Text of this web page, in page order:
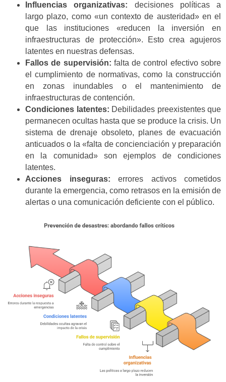
Influencias organizativas: decisiones políticas a
largo plazo, como «un contexto de austeridad» en el
que las instituciones «reducen la inversión en
infraestructuras de protección». Esto crea agujeros
latentes en nuestras defensas.
Fallos de supervisión: falta de control efectivo sobre
el cumplimiento de normativas, como la construcción
en zonas inundables o el mantenimiento de
infraestructuras de contención.
Condiciones latentes: Debilidades preexistentes que
permanecen ocultas hasta que se produce la crisis. Un
sistema de drenaje obsoleto, planes de evacuación
anticuados o la «falta de concienciación y preparación
en la comunidad» son ejemplos de condiciones
latentes.
Acciones inseguras: errores activos cometidos
durante la emergencia, como retrasos en la emisión de
alertas o una comunicación deficiente con el público.